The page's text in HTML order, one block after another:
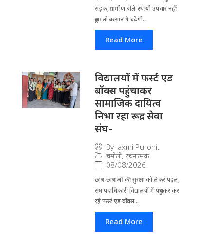
सड़क, ग्रामीण बोले-स्थायी उपचार नहीं
हुआ तो बरसात में बढ़ेगी...
Read More
विद्यालयों में फर्स्ट एड
बॉक्स पहुंचाकर
सामाजिक दायित्व
निभा रहा रूद्र सेवा
संघ–
By laxmi Purohit
चमोली, रचनात्मक
08/08/2026
छात्र-छात्राओं की सुरक्षा को लेकर पहल,
संघ पदाधिकारी विद्यालयों में पहुंचकर कर
रहे फर्स्ट एड बॉक्स...
Read More